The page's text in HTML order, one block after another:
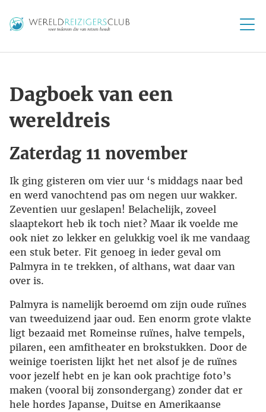
Dagboek van een
wereldreis
Zaterdag 11 november
Ik ging gisteren om vier uur ‘s middags naar bed
en werd vanochtend pas om negen uur wakker.
Zeventien uur geslapen! Belachelijk, zoveel
slaaptekort heb ik toch niet? Maar ik voelde me
ook niet zo lekker en gelukkig voel ik me vandaag
een stuk beter. Fit genoeg in ieder geval om
Palmyra in te trekken, of althans, wat daar van
over is.
Palmyra is namelijk beroemd om zijn oude ruïnes
van tweeduizend jaar oud. Een enorm grote vlakte
ligt bezaaid met Romeinse ruïnes, halve tempels,
pilaren, een amfitheater en brokstukken. Door de
weinige toeristen lijkt het net alsof je de ruïnes
voor jezelf hebt en je kan ook prachtige foto’s
maken (vooral bij zonsondergang) zonder dat er
hele hordes Japanse, Duitse en Amerikaanse